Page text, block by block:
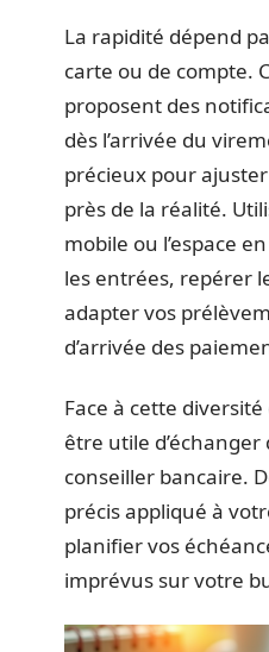
La rapidité dépend
carte ou de compte.
proposent des
dès l’arrivée du
précieux pour
près de la réalité.
mobile ou l’espace
les entrées, repérer
adapter vos
d’arrivée des
Face à cette
être utile
conseiller bancaire.
précis appliqué à
planifier vos
imprévus sur votre